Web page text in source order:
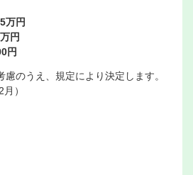
万円
円
円
のうえ、規定により決定します。
）